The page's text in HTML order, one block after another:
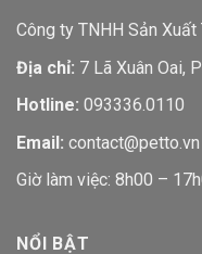
Công ty TNHH Sản
Địa chỉ: 7 Lã Xuân Oai,
Hotline: 093336.0110
Email: contact@petto.vn
Giờ làm việc: 8h00 –
NỔI BẬT